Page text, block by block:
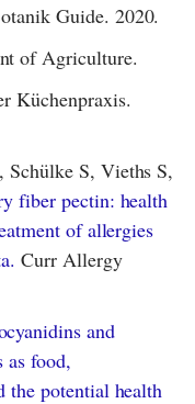
Guide. 2020.
of Agriculture.
Küchenpraxis.
Schülke S, Vieths S,
fiber pectin: health
of allergies
Curr Allergy
and
as food,
the potential health